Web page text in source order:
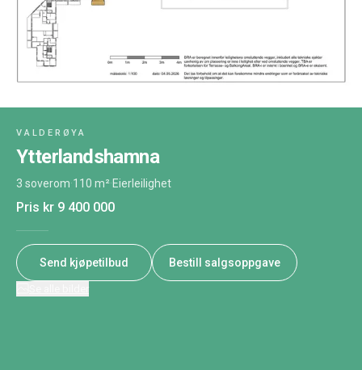
VALDERØYA
Ytterlandshamna
3 soverom·110 m²·Eierleilighet
Pris kr 9 400 000
Send kjøpetilbud Bestill salgsoppgave